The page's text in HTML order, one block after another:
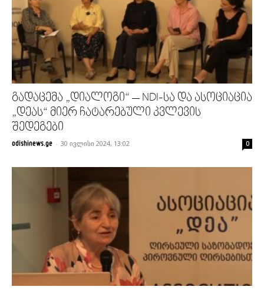
გადაცემა „დიალოგი“ – NDI-სა და ასოციაცია
„დეას“ მიერ ჩატარებული კვლევის
შედეგები
odishinews.ge - 30 ივლისი 2024, 13:02 0